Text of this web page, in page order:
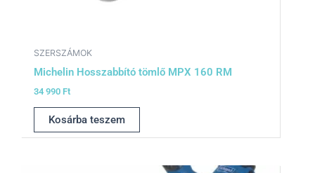
SZERSZÁMOK
Michelin Hosszabbító tömlő MPX 160 RM
34 990 Ft
Kosárba teszem